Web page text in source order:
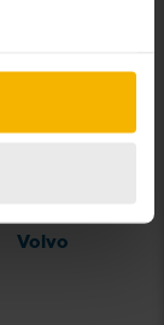
Suzuki
Volvo